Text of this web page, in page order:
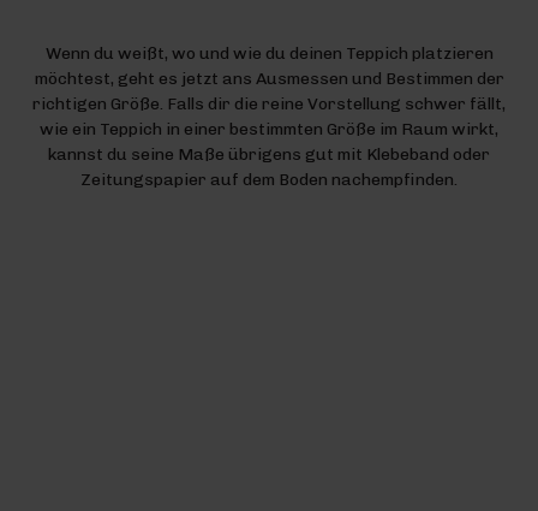
Wenn du weißt, wo und wie du deinen Teppich platzieren
möchtest, geht es jetzt ans Ausmessen und Bestimmen der
richtigen Größe. Falls dir die reine Vorstellung schwer fällt,
wie ein Teppich in einer bestimmten Größe im Raum wirkt,
kannst du seine Maße übrigens gut mit Klebeband oder
Zeitungspapier auf dem Boden nachempfinden.